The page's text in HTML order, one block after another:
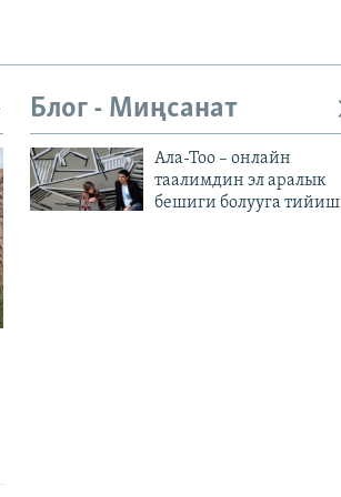
Блог - Миңсанат
Ала-Тоо – онлайн
таалимдин эл аралык
бешиги болууга тийиш